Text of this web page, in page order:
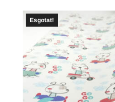
Esgotat!